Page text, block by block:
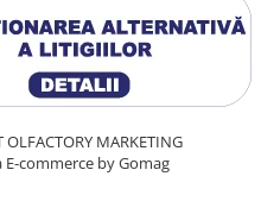
MARKETING
commerce by Gomag